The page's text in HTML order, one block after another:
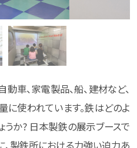
車、家電製品、船、建材など、
使われています。鉄はどのよ
うか? 日本製鉄の展示ブースで
、製鉄所における力強い迫力あ